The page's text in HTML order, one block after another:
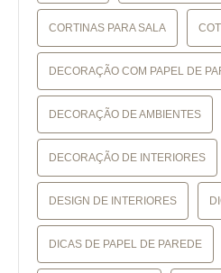
CORTINAS PARA SALA
DECORAÇÃO COM PAPEL DE
DECORAÇÃO DE AMBIENTES
DECORAÇÃO DE INTERIORES
DESIGN DE INTERIORES
DICAS DE PAPEL DE PAREDE